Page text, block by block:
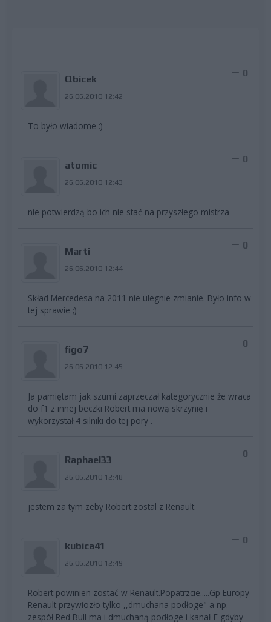
Qbicek
26.06.2010 12:42
0
To było wiadome :)
atomic
26.06.2010 12:43
0
nie potwierdzą bo ich nie stać na przyszłego mistrza
Marti
26.06.2010 12:44
0
Skład Mercedesa na 2011 nie ulegnie zmianie. Było info w
tej sprawie ;)
figo7
26.06.2010 12:45
0
Ja pamiętam jak szumi zaprzeczał kategorycznie że wraca
do f1 z innej beczki Robert ma nową skrzynię i
wykorzystał 4 silniki do tej pory .
Raphael33
26.06.2010 12:48
0
jestem za tym zeby Robert zostal z Renault
kubica41
26.06.2010 12:49
0
Robert powinien zostać w Renault.Popatrzcie.....Gp Europy
Renault przywiozło tylko ,,dmuchana podłoge" a np.
zespół Red Bull ma i dmuchaną podłoge i kanał-F gdyby